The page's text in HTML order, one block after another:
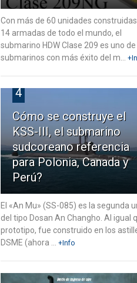
Con más de 60 unidades
14 armadas de todo el mundo, el
submarino HDW Clase 209 es uno de
submarinos con más éxito del m...
4
Cómo se construye el
KSS-III, el submarino
sudcoreano referencia
para Polonia, Canada y
Perú?
El «An Mu» (SS-085) es la segunda
del tipo Dosan An Changho. Al igual
prototipo, fue construido en los
DSME (ahora ...
+Info